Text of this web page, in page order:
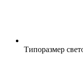
Типоразмер